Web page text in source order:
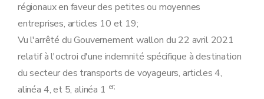
régionaux en faveur des petites ou moyennes
entreprises, articles 10 et 19;
Vu l'arrêté du Gouvernement wallon du 22 avril 2021
relatif à l'octroi d'une indemnité spécifique à destination
du secteur des transports de voyageurs, articles 4,
alinéa 4, et 5, alinéa 1 er;